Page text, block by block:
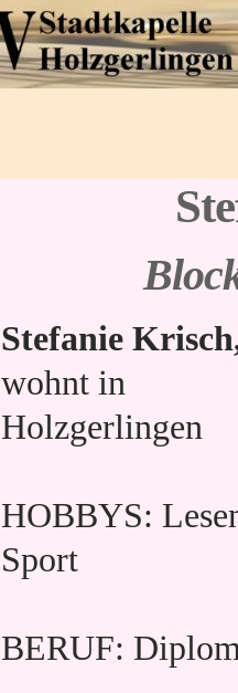
Stefanie
wohnt in
Holzgerlingen
HOBBYS:
Sport
BERUF: